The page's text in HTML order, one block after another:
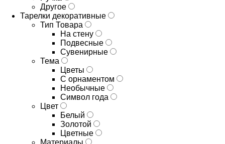
Другое
Тарелки декоративные
Тип Товара
На стену
Подвесные
Сувенирные
Тема
Цветы
С орнаментом
Необычные
Символ года
Цвет
Белый
Золотой
Цветные
Материалы